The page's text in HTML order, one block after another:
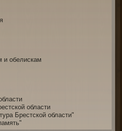
и обелискам
области
Брестской области"